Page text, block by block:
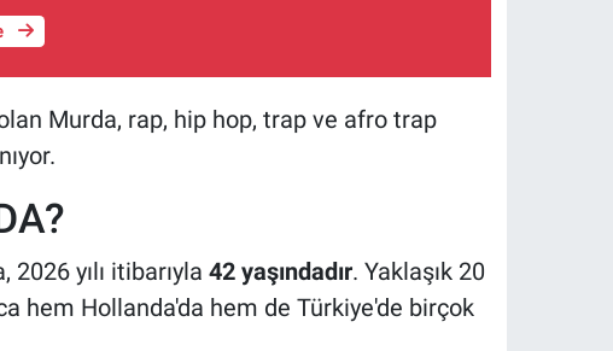
Murda, rap, hip hop, trap ve afro trap
yılı itibarıyla 42 yaşındadır. Yaklaşık 20
hem Hollanda'da hem de Türkiye'de birçok